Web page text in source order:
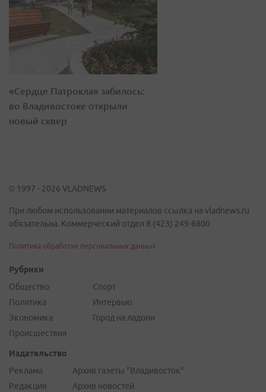
«Сердце Патрокла» забилось:
во Владивостоке открыли
новый сквер
© 1997 - 2026 VLADNEWS
При любом использовании материалов ссылка на vladnews.ru
обязательна. Коммерческий отдел 8 (423) 249-8800
Политика обработки персональных данных
Рубрики
Общество
Политика
Экономика
Происшествия
Спорт
Интервью
Город на ладони
Издательство
Реклама
Редакция
Архив газеты "Владивосток"
Архив новостей